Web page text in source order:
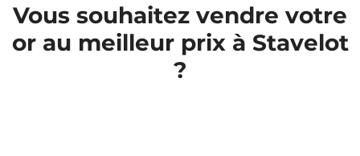
Vous souhaitez vendre votre
or au meilleur prix à Stavelot
?